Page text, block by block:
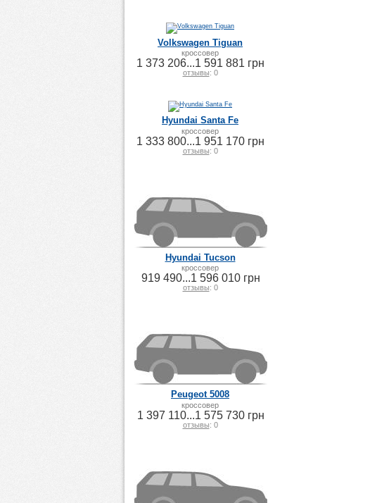
Volkswagen Tiguan
кроссовер
1 373 206...1 591 881 грн
отзывы: 0
Hyundai Santa Fe
кроссовер
1 333 800...1 951 170 грн
отзывы: 0
Hyundai Tucson
кроссовер
919 490...1 596 010 грн
отзывы: 0
Peugeot 5008
кроссовер
1 397 110...1 575 730 грн
отзывы: 0